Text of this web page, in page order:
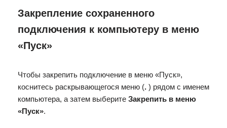
Закрепление сохраненного
подключения к компьютеру в меню
«Пуск»
Чтобы закрепить подключение в меню «Пуск»,
коснитесь раскрывающегося меню (. ) рядом с именем
компьютера, а затем выберите Закрепить в меню
«Пуск».